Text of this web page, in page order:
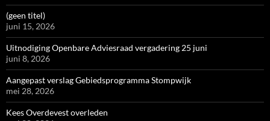
(geen titel)
juni 15, 2026
Uitnodiging Openbare Adviesraad vergadering 25 juni
juni 8, 2026
Aangepast verslag Gebiedsprogramma Stompwijk
mei 28, 2026
Kees Overdevest overleden